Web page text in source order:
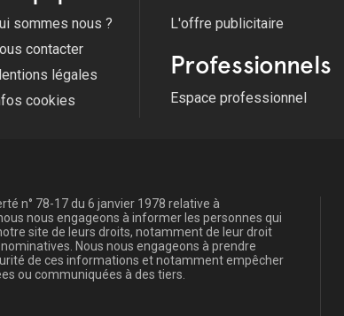
sommes nous ?
contacter
légales
cookies
L'offre publicitaire
Professionnels
Espace professionnel
n° 78-17 du 6 janvier 1978 relative à
nous engageons à informer les personnes qui
site de leurs droits, notamment de leur droit
Nous nous engageons à prendre
de ces informations et notamment empêcher
ou communiquées à des tiers.